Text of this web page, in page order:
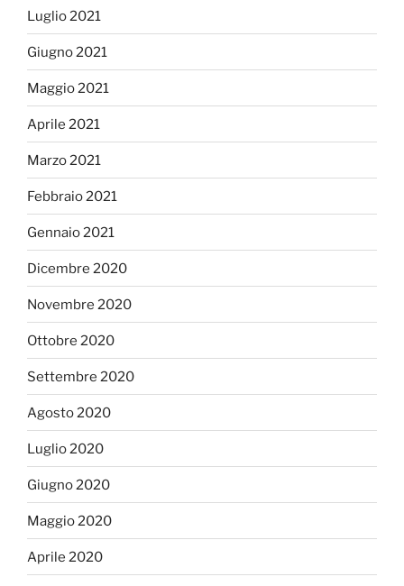
Luglio 2021
Giugno 2021
Maggio 2021
Aprile 2021
Marzo 2021
Febbraio 2021
Gennaio 2021
Dicembre 2020
Novembre 2020
Ottobre 2020
Settembre 2020
Agosto 2020
Luglio 2020
Giugno 2020
Maggio 2020
Aprile 2020